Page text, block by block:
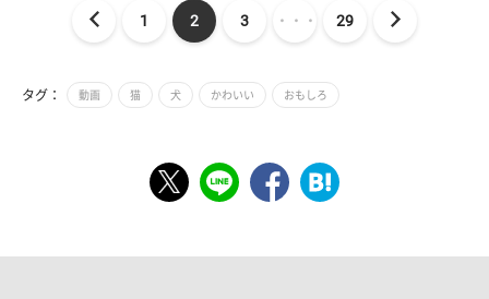
1 2 3 ・・・ 29
タグ： 動画 猫 犬 かわいい おもしろ